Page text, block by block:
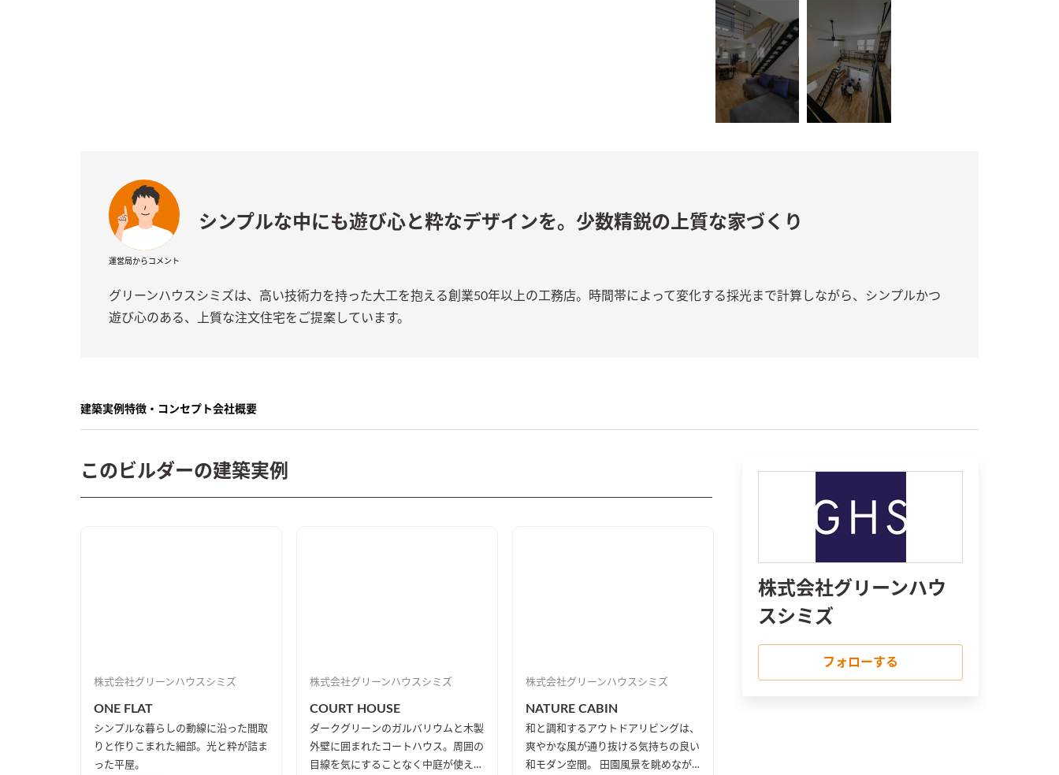
運営局からコメント
シンプルな中にも遊び心と粋なデザインを。少数精鋭の上質な家づくり
グリーンハウスシミズは、高い技術力を持った大工を抱える創業50年以上の工務店。時間帯によって変化する採光まで計算しながら、シンプルかつ
遊び心のある、上質な注文住宅をご提案しています。
建築実例 特徴・コンセプト会社概要
このビルダーの建築実例
株式会社グリーンハウスシミズ
ONE FLAT
シンプルな暮らしの動線に沿った間取
りと作りこまれた細部。光と粋が詰ま
った平屋。
株式会社グリーンハウスシミズ
COURT HOUSE
ダークグリーンのガルバリウムと木製
外壁に囲まれたコートハウス。周囲の
目線を気にすることなく中庭が使える
株式会社グリーンハウスシミズ
NATURE CABIN
和と調和するアウトドアリビングは、
爽やかな風が通り抜ける気持ちの良い
和モダン空間。 田園風景を眺めなが
株式会社グリーンハウ
スシミズ
フォローする